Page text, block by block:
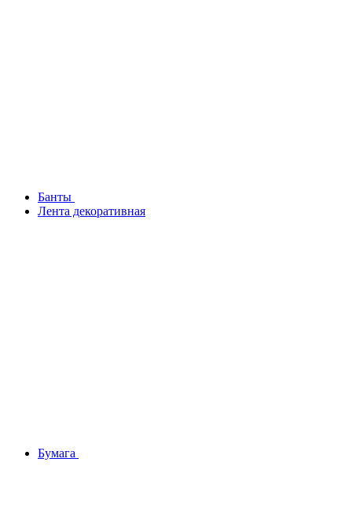
Банты
Лента декоративная
Бумага